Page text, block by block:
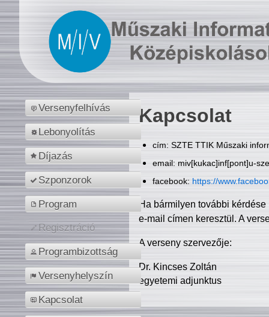
Versenyfelhívás
Lebonyolítás
Díjazás
Szponzorok
Program
Regisztráció
Programbizottság
Versenyhelyszín
Kapcsolat
Kapcsolat
cím: SZTE TTIK Műszaki
email: miv[kukac]inf[pont]u-
facebook: https://
Ha bármilyen további
e-mail címen keresztül. A
A verseny szervezője:
Dr. Kincses Zoltán
egyetemi adjunktus